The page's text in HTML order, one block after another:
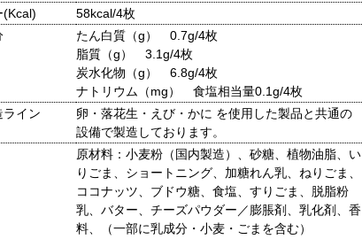
(Kcal)
58kcal/4枚
たん白質（g） 0.7g/4枚
脂質（g） 3.1g/4枚
炭水化物（g） 6.8g/4枚
ナトリウム（mg） 食塩相当量0.1g/4枚
ライン
卵・落花生・えび・かに を使用した製品と共通の
設備で製造しております。
原材料：小麦粉（国内製造）、砂糖、植物油脂、い
りごま、ショートニング、加糖れん乳、ねりごま、
ココナッツ、ブドウ糖、食塩、すりごま、脱脂粉
乳、バター、チーズパウダー／膨脹剤、乳化剤、香
料、（一部に乳成分・小麦・ごまを含む）